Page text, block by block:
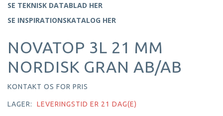
SE TEKNISK DATABLAD HER
SE INSPIRATIONSKATALOG HER
NOVATOP 3L 21 MM
NORDISK GRAN AB/AB
KONTAKT OS FOR PRIS
LAGER: LEVERINGSTID ER 21 DAG(E)